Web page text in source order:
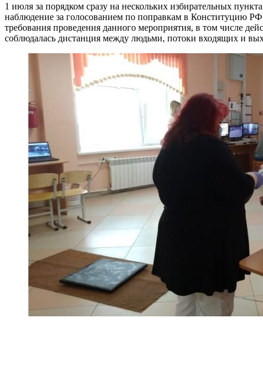
1 июля за порядком сразу на нескольких избирательных
наблюдение за голосованием по поправкам в Конституцию
требования проведения данного мероприятия, в том числе
соблюдалась дистанция между людьми, потоки входящих и